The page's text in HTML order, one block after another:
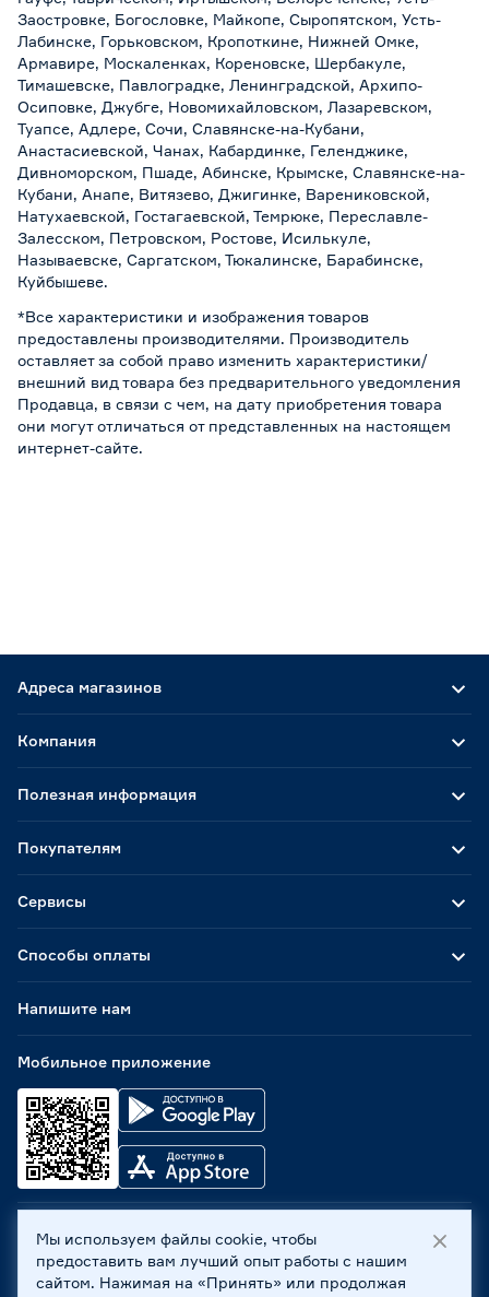
Заостровке, Богословке, Майкопе, Сыропятском, Усть-
Лабинске, Горьковском, Кропоткине, Нижней Омке,
Армавире, Москаленках, Кореновске, Шербакуле,
Тимашевске, Павлоградке, Ленинградской, Архипо-
Осиповке, Джубге, Новомихайловском, Лазаревском,
Туапсе, Адлере, Сочи, Славянске-на-Кубани,
Анастасиевской, Чанах, Кабардинке, Геленджике,
Дивноморском, Пшаде, Абинске, Крымске, Славянске-на-
Кубани, Анапе, Витязево, Джигинке, Варениковской,
Натухаевской, Гостагаевской, Темрюке, Переславле-
Залесском, Петровском, Ростове, Исилькуле,
Называевске, Саргатском, Тюкалинске, Барабинске,
Куйбышеве.
*Все характеристики и изображения товаров
предоставлены производителями. Производитель
оставляет за собой право изменить характеристики/
внешний вид товара без предварительного уведомления
Продавца, в связи с чем, на дату приобретения товара
они могут отличаться от представленных на настоящем
интернет-сайте.
Адреса магазинов
Способы оплаты
Мобильное приложение
Компания
Полезная информация
Покупателям
Сервисы
Напишите нам
ООО «Бауцентр Рус» 2004 -2026, 236029, г. Калининград,
ул. А.Невского, 205. ИНН 7702596813, КПП 390601001 ©
Все права защищены
Мы используем файлы cookie, чтобы
предоставить вам лучший опыт работы с нашим
сайтом. Нажимая на «Принять» или продолжая